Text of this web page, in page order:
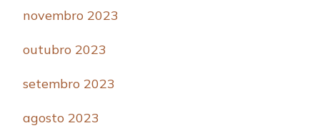
novembro 2023
outubro 2023
setembro 2023
agosto 2023